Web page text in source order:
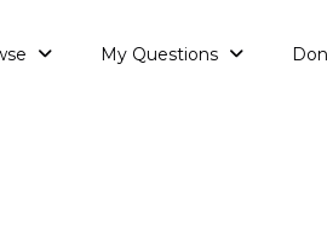
My Questions